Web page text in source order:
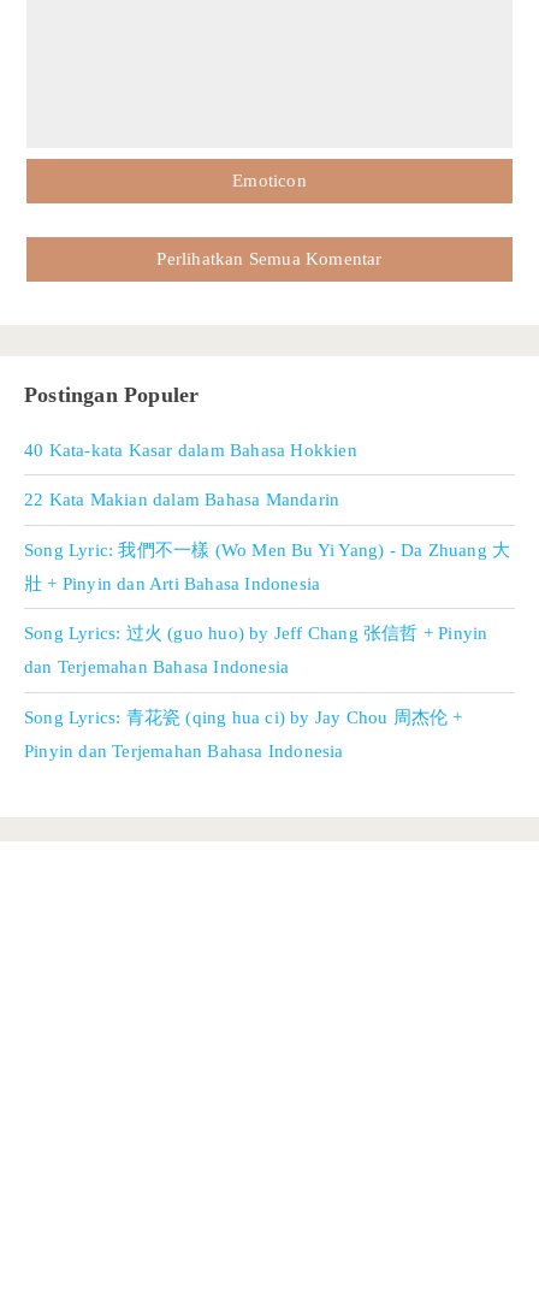
Emoticon
Perlihatkan Semua Komentar
Postingan Populer
40 Kata-kata Kasar dalam Bahasa Hokkien
22 Kata Makian dalam Bahasa Mandarin
Song Lyric: 我們不一樣 (Wo Men Bu Yi Yang) - Da Zhuang 大
壯 + Pinyin dan Arti Bahasa Indonesia
Song Lyrics: 过火 (guo huo) by Jeff Chang 张信哲 + Pinyin
dan Terjemahan Bahasa Indonesia
Song Lyrics: 青花瓷 (qing hua ci) by Jay Chou 周杰伦 +
Pinyin dan Terjemahan Bahasa Indonesia